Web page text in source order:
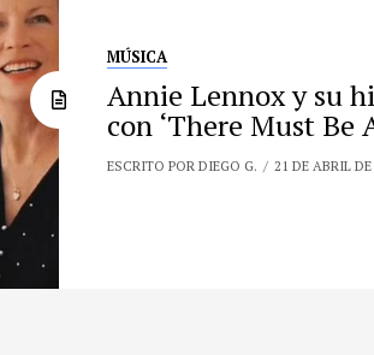
MÚSICA
Annie Lennox y su
con ‘There Must Be
ESCRITO POR DIEGO G. 21 DE ABRIL